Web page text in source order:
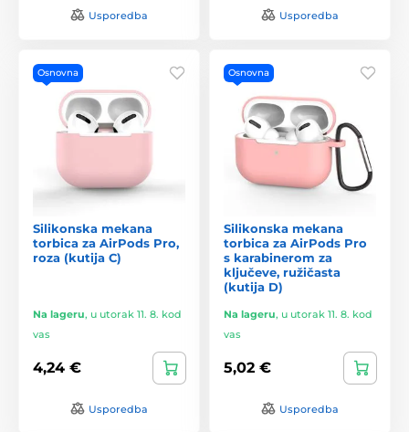
Usporedba Usporedba
Osnovna
Silikonska mekana
torbica za AirPods Pro,
roza (kutija C)
Na lageru, u utorak 11. 8. kod
vas
4,24 €
Usporedba
Osnovna
Silikonska mekana
torbica za AirPods Pro
s karabinerom za
ključeve, ružičasta
(kutija D)
Na lageru, u utorak 11. 8. kod
vas
5,02 €
Usporedba